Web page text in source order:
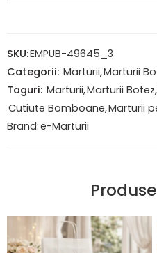
SKU:EMPUB-49645_3
Categorii: Marturii,Marturii
Taguri: Marturii,Marturii Botez,
Cutiute Bomboane,Marturii
Brand:e-Marturii